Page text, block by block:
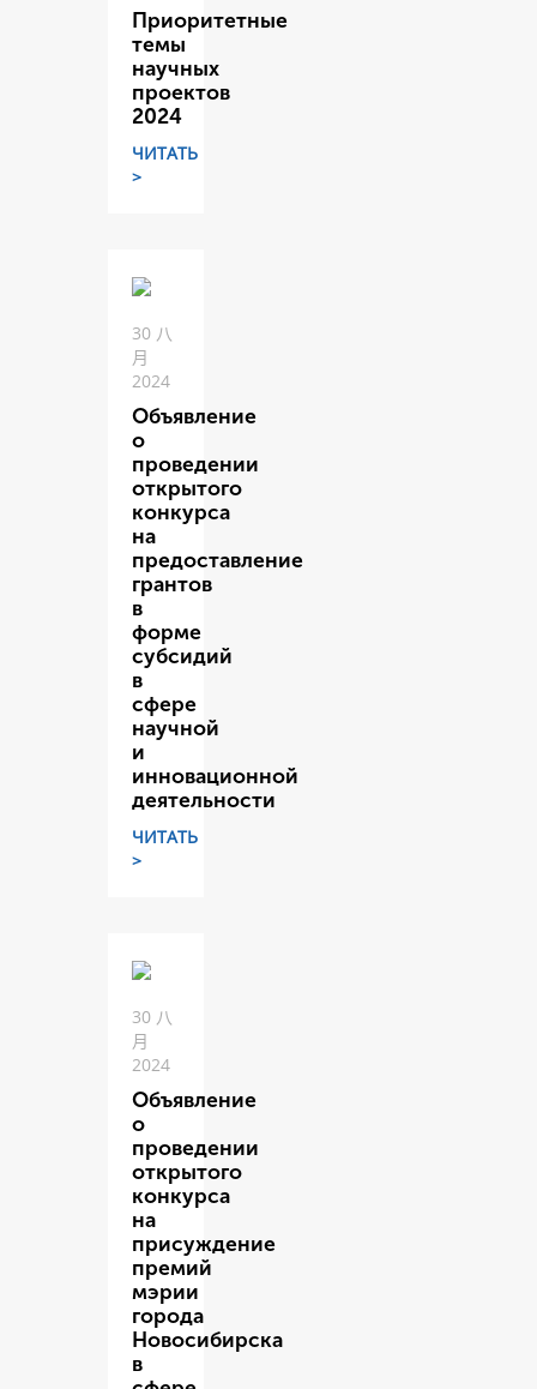
Приоритетные
темы
научных
проектов
2024
ЧИТАТЬ
>
30 八
月
2024
Объявление
о
проведении
открытого
конкурса
на
предоставление
грантов
в
форме
субсидий
в
сфере
научной
и
инновационной
деятельности
ЧИТАТЬ
>
30 八
月
2024
Объявление
о
проведении
открытого
конкурса
на
присуждение
премий
мэрии
города
Новосибирска
в